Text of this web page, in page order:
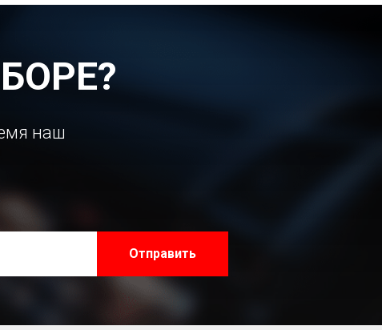
наш
Отправить